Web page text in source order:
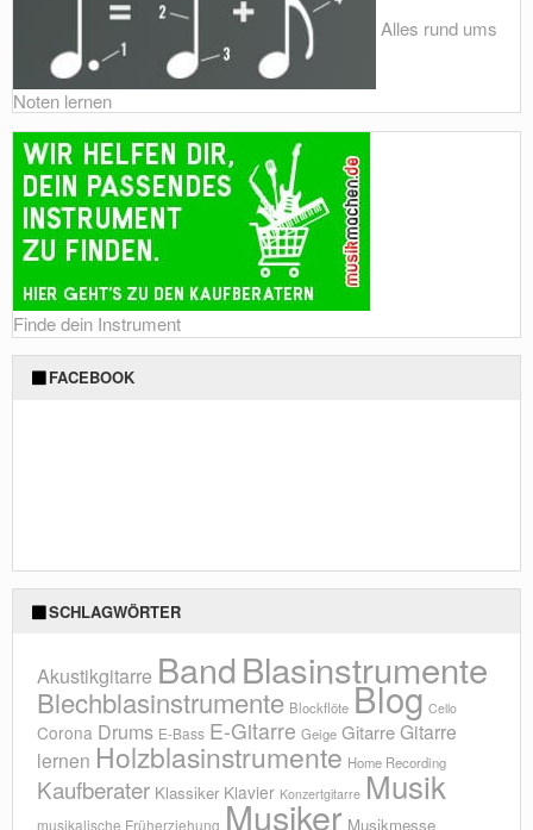
Alles rund ums
Noten lernen
Finde dein Instrument
FACEBOOK
SCHLAGWÖRTER
Akustikgitarre BandBlasinstrumente
Blechblasinstrumente Blockflöte Blog Cello
Corona Drums E-Bass E-Gitarre Geige GitarreGitarre
lernen Holzblasinstrumente Home Recording
Kaufberater Klassiker Klavier Konzertgitarre Musik
musikalische Früherziehung Musiker Musikmesse